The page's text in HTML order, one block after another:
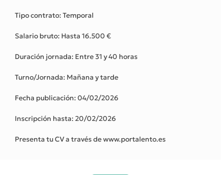
Tipo contrato: Temporal
Salario bruto: Hasta 16.500 €
Duración jornada: Entre 31 y 40 horas
Turno/Jornada: Mañana y tarde
Fecha publicación: 04/02/2026
Inscripción hasta: 20/02/2026
Presenta tu CV a través de www.portalento.es